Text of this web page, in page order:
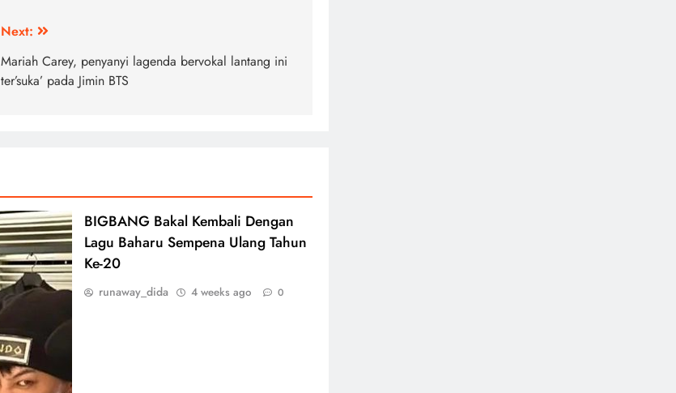
Next:
Mariah Carey, penyanyi lagenda bervokal lantang ini
ter’suka’ pada Jimin BTS
BIGBANG Bakal Kembali Dengan
Lagu Baharu Sempena Ulang Tahun
Ke-20
runaway_dida 4 weeks ago 0